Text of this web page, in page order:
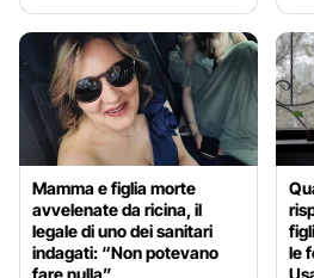
Mamma e figlia morte
avvelenate da ricina, il
legale di uno dei sanitari
indagati: “Non potevano
le